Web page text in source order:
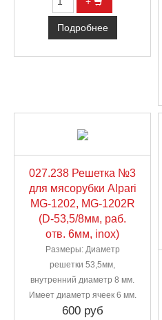
Подробнее
027.238 Решетка №3
для мясорубки Alpari
MG-1202, MG-1202R
(D-53,5/8мм, раб.
отв. 6мм, inox)
Размеры: Диаметр
решетки 53,5мм,
внутренний диаметр 8 мм.
Имеет диаметр ячеек 6 мм.
600 руб